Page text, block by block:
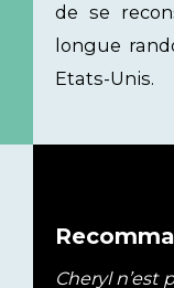
de se
longue
Etats-Unis.
Cheryl n’est